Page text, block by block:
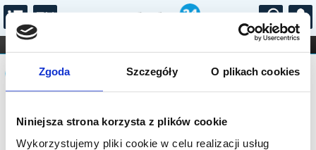
Zgoda Szczegóły O plikach cookies
Niniejsza strona korzysta z plików cookie
Wykorzystujemy pliki cookie w celu realizacji usług
...
FILHARMONIA OPERA I BALET
STAND-UP
DLA DZIECI
Komunikat
Sprzedaż biletów on-line na wydarzenie
została zakończona.